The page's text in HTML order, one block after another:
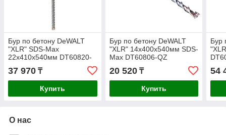
Бур по бетону DeWALT
"XLR" SDS-Max
22х410х540мм DT60820-
37 970 ₸
Купить
Бур по бетону DeWALT
"XLR" 14х400х540мм SDS-
Max DT60806-QZ
20 520₸
Купить
Бур
54
О нас